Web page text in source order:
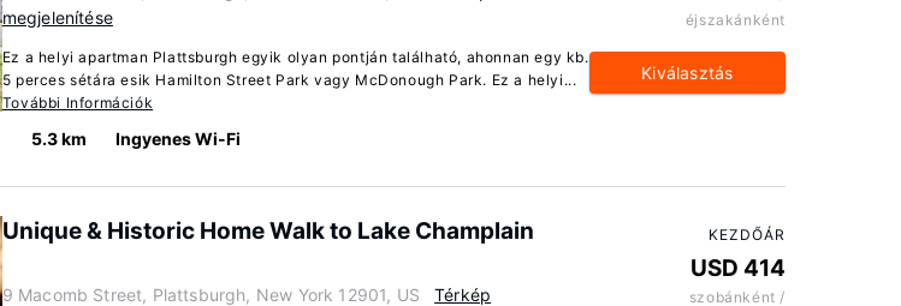
megjelenítése
Ez a helyi apartman Plattsburgh egyik olyan pontján található, ahonnan egy kb.
5 perces sétára esik Hamilton Street Park vagy McDonough Park. Ez a helyi...
További Információk
5.3 km Ingyenes Wi-Fi
éjszakánként
Kiválasztás
Unique & Historic Home Walk to Lake Champlain
9 Macomb Street, Plattsburgh, New York 12901, US
Térkép
KEZDŐÁR
USD 414
szobánként /